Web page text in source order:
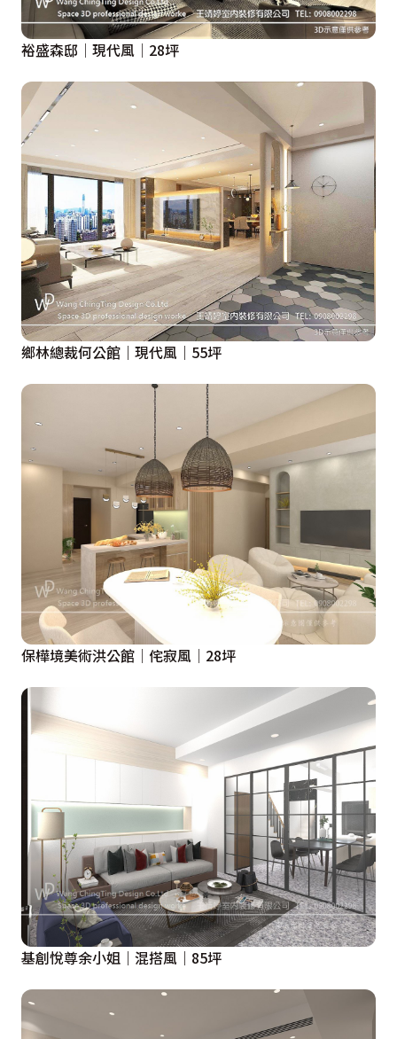
裕盛森邸│現代風│28坪
鄉林總裁何公館｜現代風｜55坪
保樺境美術洪公館│侘寂風│28坪
基創悅尊余小姐｜混搭風｜85坪